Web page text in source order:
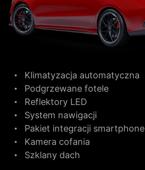
Klimatyzacja automatyczna
Podgrzewane fotele
Reflektory LED
System nawigacji
Pakiet integracji smartphone
Kamera cofania
Szklany dach